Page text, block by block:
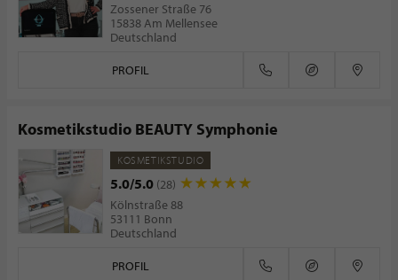
Zossener Straße 76
15838 Am Mellensee
Deutschland
PROFIL
Kosmetikstudio BEAUTY Symphonie
KOSMETIKSTUDIO
5.0/5.0 (28)
Kölnstraße 88
53111 Bonn
Deutschland
PROFIL